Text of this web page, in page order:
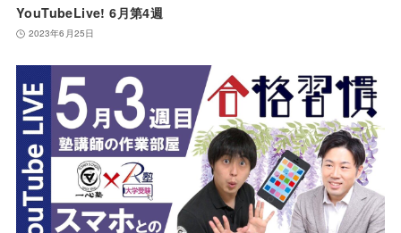
YouTubeLive! 6月第4週
2023年6月25日